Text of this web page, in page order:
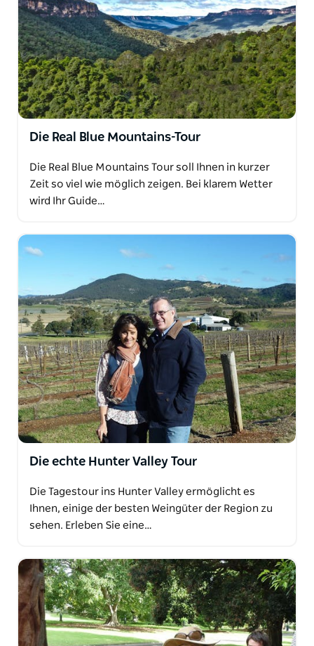
Die Real Blue Mountains-Tour
Die Real Blue Mountains Tour soll Ihnen in kurzer
Zeit so viel wie möglich zeigen. Bei klarem Wetter
wird Ihr Guide…
Die echte Hunter Valley Tour
Die Tagestour ins Hunter Valley ermöglicht es
Ihnen, einige der besten Weingüter der Region zu
sehen. Erleben Sie eine…